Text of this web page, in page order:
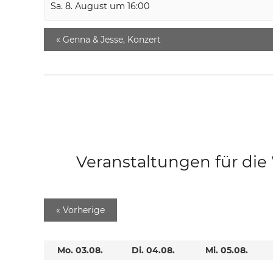
Sa. 8. August um 16:00
« Genna & Jesse, Konzert
Veranstaltungen für die
« Vorherige
Mo. 03.08.
Di. 04.08.
Mi. 05.08.